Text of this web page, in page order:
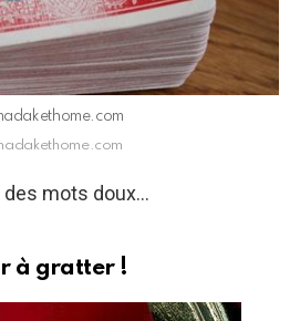
des mots doux…
à gratter !